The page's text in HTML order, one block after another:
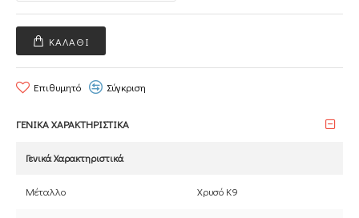
ΚΑΛΆΘΙ
Επιθυμητό Σύγκριση
ΓΕΝΙΚΑ ΧΑΡΑΚΤΗΡΙΣΤΙΚΑ
Γενικά Χαρακτηριστικά
Μέταλλο Χρυσό Κ9